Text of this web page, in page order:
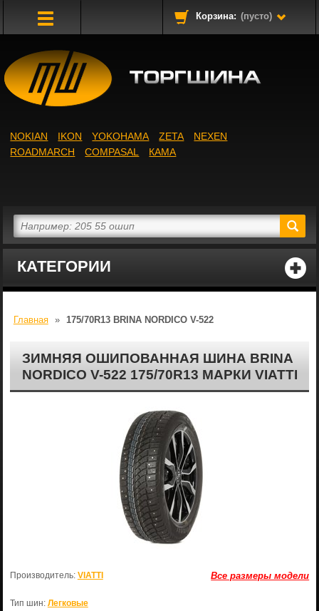
Корзина: (пусто)
КАТЕГОРИИ
NOKIAN IKON YOKOHAMA ZETA
NEXEN
ROADMARCH
COMPASAL КАМА
Главная » 175/70R13 BRINA NORDICO V-522
ЗИМНЯЯ ОШИПОВАННАЯ ШИНА BRINA
NORDICO V-522 175/70R13 МАРКИ VIATTI
Все размеры модели
Производитель: VIATTI
Тип шин: Легковые